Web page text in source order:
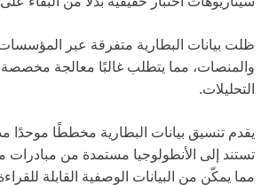
ظلت بيانات البطارية متفرقة عبر المؤسسات،
والمنصات، مما يتطلب غالبًا معالجة مخصصة
التحليلات.
يقدم تنسيق بيانات البطارية مخططًا موحدًا
مما يمكّن من البيانات الوصفية القابلة للقراءة